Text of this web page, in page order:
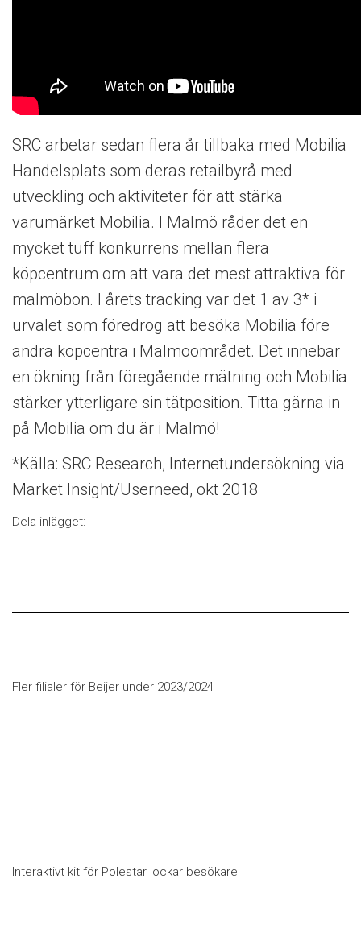
SRC arbetar sedan flera år tillbaka med Mobilia
Handelsplats som deras retailbyrå med
utveckling och aktiviteter för att stärka
varumärket Mobilia. I Malmö råder det en
mycket tuff konkurrens mellan flera
köpcentrum om att vara det mest attraktiva för
malmöbon. I årets tracking var det 1 av 3* i
urvalet som föredrog att besöka Mobilia före
andra köpcentra i Malmöområdet. Det innebär
en ökning från föregående mätning och Mobilia
stärker ytterligare sin tätposition. Titta gärna in
på Mobilia om du är i Malmö!
*Källa: SRC Research, Internetundersökning via
Market Insight/Userneed, okt 2018
Dela inlägget:
Fler filialer för Beijer under 2023/2024
Interaktivt kit för Polestar lockar besökare